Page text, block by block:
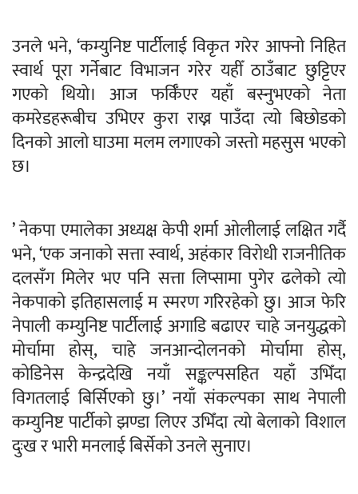
उनले भने, ‘कम्युनिष्ट पार्टीलाई विकृत गरेर आफ्नो निहित
स्वार्थ पूरा गर्नेबाट विभाजन गरेर यहीँ ठाउँबाट छुट्टिएर
गएको थियो। आज फर्किँएर यहाँ बस्नुभएको नेता
कमरेडहरूबीच उभिएर कुरा राख्न पाउँदा त्यो बिछोडको
दिनको आलो घाउमा मलम लगाएको जस्तो महसुस भएको
छ।
’ नेकपा एमालेका अध्यक्ष केपी शर्मा ओलीलाई लक्षित गर्दै
भने, ‘एक जनाको सत्ता स्वार्थ, अहंकार विरोधी राजनीतिक
दलसँग मिलेर भए पनि सत्ता लिप्सामा पुगेर ढलेको त्यो
नेकपाको इतिहासलाई म स्मरण गरिरहेको छु। आज फेरि
नेपाली कम्युनिष्ट पार्टीलाई अगाडि बढाएर चाहे जनयुद्धको
मोर्चामा होस्, चाहे जनआन्दोलनको मोर्चामा होस्,
कोडिनेस केन्द्रदेखि नयाँ सङ्कल्पसहित यहाँ उभिँदा
विगतलाई बिर्सिएको छु।’ नयाँ संकल्पका साथ नेपाली
कम्युनिष्ट पार्टीको झण्डा लिएर उभिँदा त्यो बेलाको विशाल
दुःख र भारी मनलाई बिर्सेको उनले सुनाए।